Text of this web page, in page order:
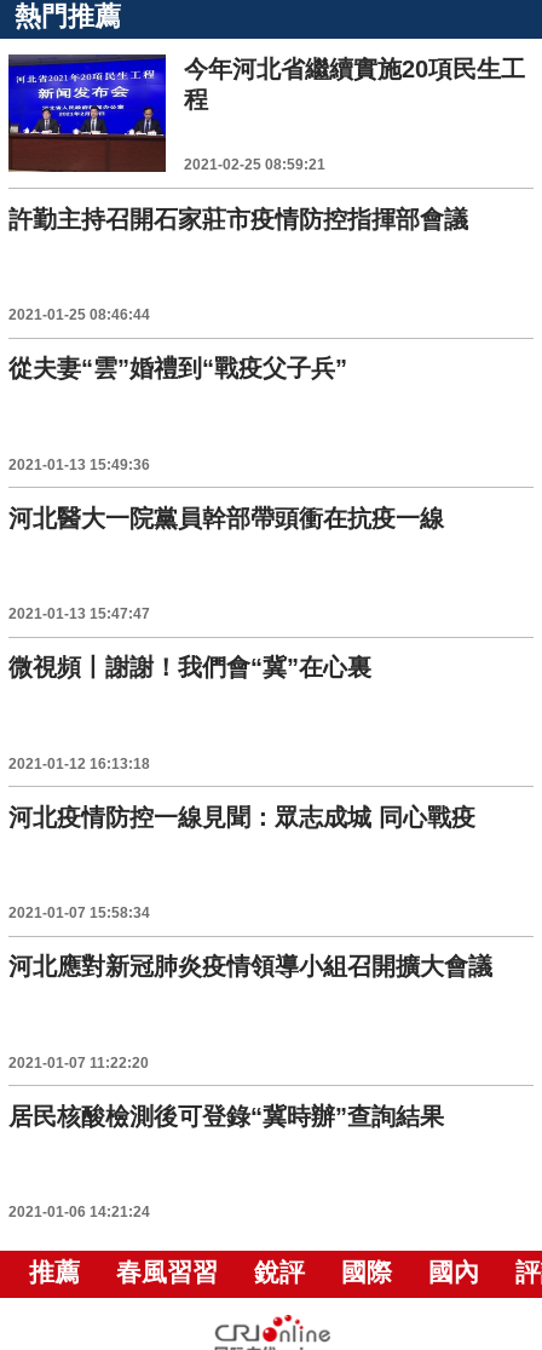
熱門推薦
今年河北省繼續實施20項民生工
程
2021-02-25 08:59:21
許勤主持召開石家莊市疫情防控指揮部會議
2021-01-25 08:46:44
從夫妻“雲”婚禮到“戰疫父子兵”
2021-01-13 15:49:36
河北醫大一院黨員幹部帶頭衝在抗疫一線
2021-01-13 15:47:47
微視頻丨謝謝！我們會“冀”在心裏
2021-01-12 16:13:18
河北疫情防控一線見聞：眾志成城 同心戰疫
2021-01-07 15:58:34
河北應對新冠肺炎疫情領導小組召開擴大會議
2021-01-07 11:22:20
居民核酸檢測後可登錄“冀時辦”查詢結果
2021-01-06 14:21:24
推薦 春風習習 銳評 國際 國內